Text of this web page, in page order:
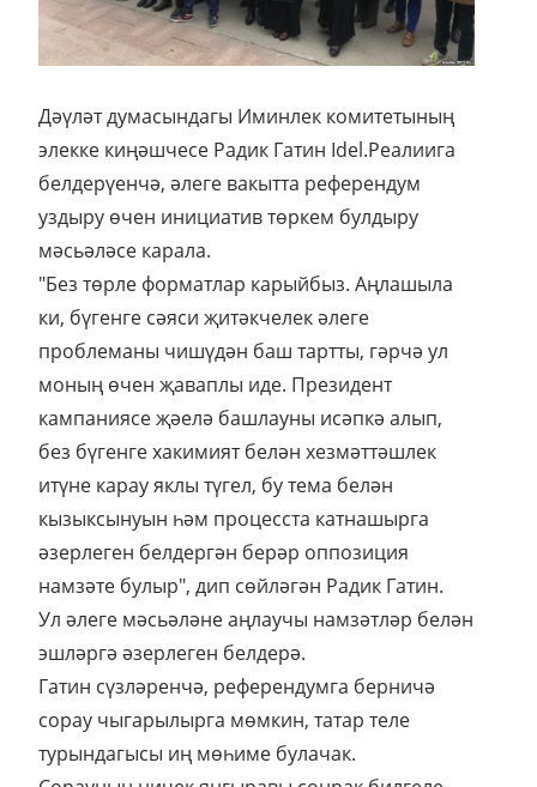
Дәүләт думасындагы Иминлек комитетының
элекке киңәшчесе Радик Гатин Idel.Реалиига
белдерүенчә, әлеге вакытта референдум
уздыру өчен инициатив төркем булдыру
мәсьәләсе карала.
"Без төрле форматлар карыйбыз. Аңлашыла
ки, бүгенге сәяси җитәкчелек әлеге
проблеманы чишүдән баш тартты, гәрчә ул
моның өчен җаваплы иде. Президент
кампаниясе җәелә башлауны исәпкә алып,
без бүгенге хакимият белән хезмәттәшлек
итүне карау яклы түгел, бу тема белән
кызыксынуын һәм процесста катнашырга
әзерлеген белдергән берәр оппозиция
намзәте булыр", дип сөйләгән Радик Гатин.
Ул әлеге мәсьәләне аңлаучы намзәтләр белән
эшләргә әзерлеген белдерә.
Гатин сүзләренчә, референдумга берничә
сорау чыгарылырга мөмкин, татар теле
турындагысы иң мөһиме булачак.